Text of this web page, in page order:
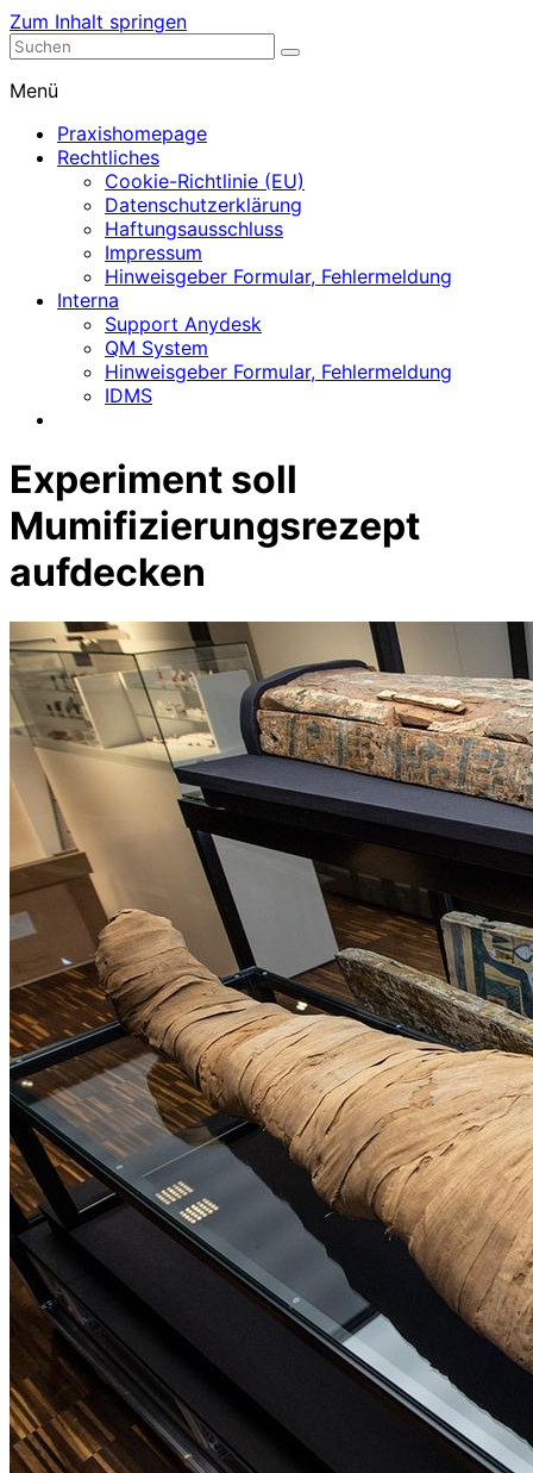
Zum Inhalt springen
Nephrologische Praxis mit Dialyse
Menü
Praxishomepage
Rechtliches
Cookie-Richtlinie (EU)
Datenschutzerklärung
Haftungsausschluss
Impressum
Hinweisgeber Formular, Fehlermeldung
Interna
Support Anydesk
QM System
Hinweisgeber Formular, Fehlermeldung
IDMS
Experiment soll
Mumifizierungsrezept
aufdecken